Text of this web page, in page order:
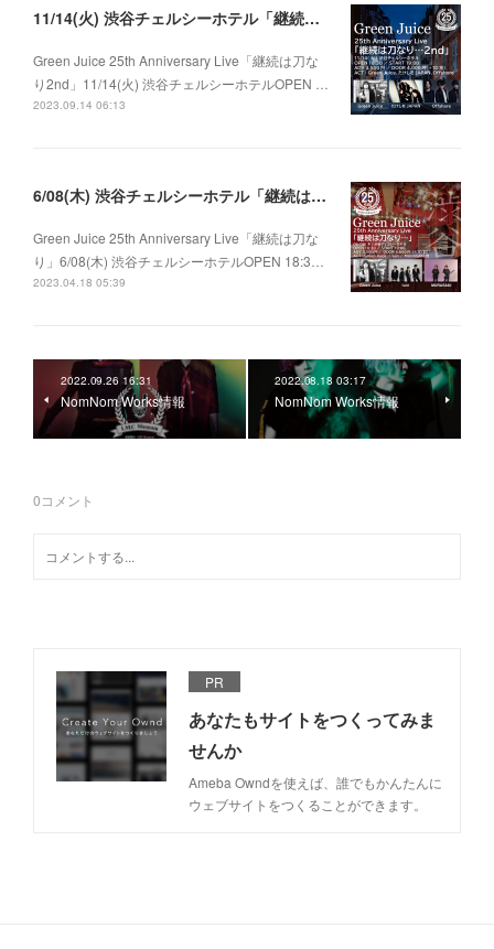
11/14(火) 渋谷チェルシーホテル「継続は刀なり…2nd」
Green Juice 25th Anniversary Live「継続は刀な
り2nd」11/14(火) 渋谷チェルシーホテルOPEN …
2023.09.14 06:13
6/08(木) 渋谷チェルシーホテル「継続は刀なり…」
Green Juice 25th Anniversary Live「継続は刀な
り」6/08(木) 渋谷チェルシーホテルOPEN 18:3…
2023.04.18 05:39
2022.09.26 16:31
NomNom Works情報
2022.08.18 03:17
NomNom Works情報
0コメント
PR
あなたもサイトをつくってみま
せんか
Ameba Owndを使えば、誰でもかんたんに
ウェブサイトをつくることができます。